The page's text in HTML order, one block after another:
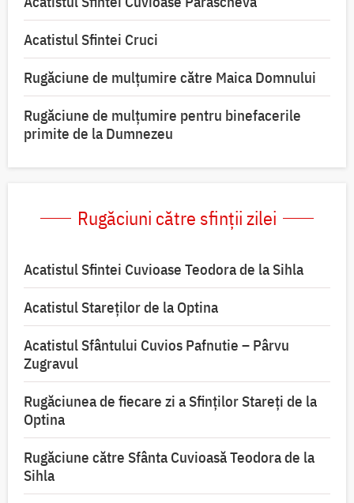
Acatistul Sfintei Cruci
Rugăciune de mulţumire către Maica Domnului
Rugăciune de mulțumire pentru binefacerile
primite de la Dumnezeu
Rugăciuni către sfinții zilei
Acatistul Sfintei Cuvioase Teodora de la Sihla
Acatistul Stareţilor de la Optina
Acatistul Sfântului Cuvios Pafnutie – Pârvu
Zugravul
Rugăciunea de fiecare zi a Sfinților Stareți de la
Optina
Rugăciune către Sfânta Cuvioasă Teodora de la
Sihla